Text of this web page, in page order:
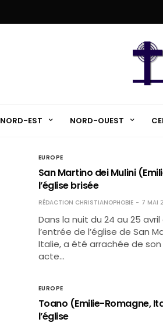
NORD-EST NORD-OUEST
EUROPE
San Martino dei Mulini
l’église brisée
RÉDACTION CHRISTIANOPHOBIE 7 MAI
Dans la nuit du 24 au 25
l’entrée de l’église de San
Italie, a été arrachée de
acte…
EUROPE
Toano (Emilie-Romagne,
l’église